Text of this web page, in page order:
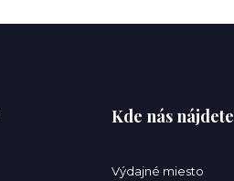
Kde nás nájdete
Výdajné miesto